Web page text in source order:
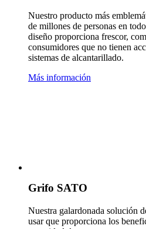
Nuestro producto más
de millones de personas en
diseño proporciona frescor,
consumidores que no tienen
sistemas de alcantarillado.
Más información
Grifo SATO
Nuestra galardonada solución
usar que proporciona los